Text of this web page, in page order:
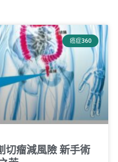
癌症360
切瘤減風險 新手術